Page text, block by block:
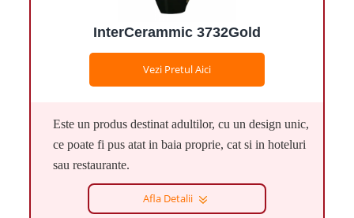
InterCerammic 3732Gold
Vezi Pretul Aici
Este un produs destinat adultilor, cu un design unic,
ce poate fi pus atat in baia proprie, cat si in hoteluri
sau restaurante.
Afla Detalii